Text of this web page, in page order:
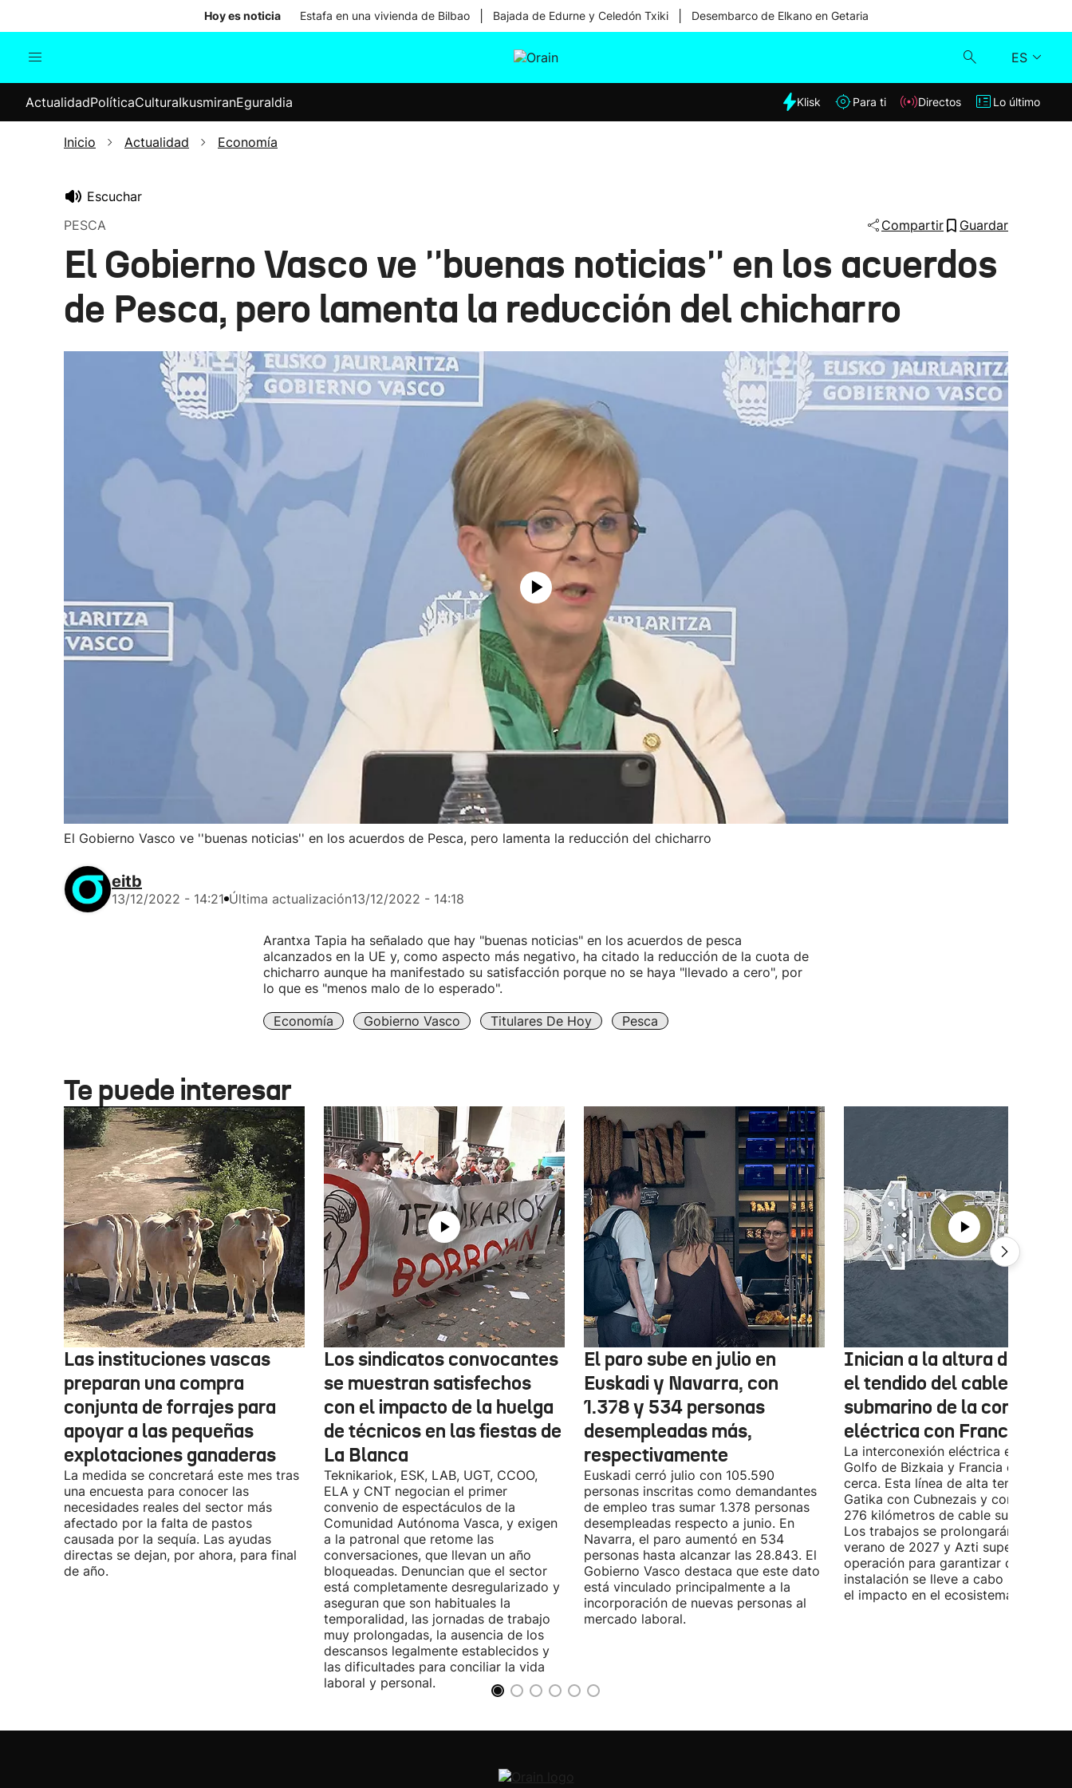
Hoy es noticia Estafa en una vivienda de Bilbao Bajada de Edurne y Celedón Txiki Desembarco de Elkano en Getaria
ES
Internacional
Elecciones
Klisk
Lo último
ActualidadPolíticaCulturaIkusmiranEguraldia Klisk Para ti Directos Lo último
Inicio Actualidad Economía
Escuchar
PESCA
Compartir Guardar
El Gobierno Vasco ve ''buenas noticias'' en los acuerdos
de Pesca, pero lamenta la reducción del chicharro
El Gobierno Vasco ve ''buenas noticias'' en los acuerdos de Pesca, pero lamenta la reducción del chicharro
eitb
13/12/2022 - 14:21 Última actualización13/12/2022 - 14:18
Arantxa Tapia ha señalado que hay "buenas noticias" en los acuerdos de pesca
alcanzados en la UE y, como aspecto más negativo, ha citado la reducción de la cuota de
chicharro aunque ha manifestado su satisfacción porque no se haya "llevado a cero", por
lo que es "menos malo de lo esperado".
Economía Gobierno Vasco Titulares De Hoy Pesca
Te puede interesar
Las instituciones vascas
preparan una compra
conjunta de forrajes para
apoyar a las pequeñas
explotaciones ganaderas
La medida se concretará este mes tras
una encuesta para conocer las
necesidades reales del sector más
afectado por la falta de pastos
causada por la sequía. Las ayudas
directas se dejan, por ahora, para final
de año.
Los sindicatos convocantes
se muestran satisfechos
con el impacto de la huelga
de técnicos en las fiestas de
La Blanca
Teknikariok, ESK, LAB, UGT, CCOO,
ELA y CNT negocian el primer
convenio de espectáculos de la
Comunidad Autónoma Vasca, y exigen
a la patronal que retome las
conversaciones, que llevan un año
bloqueadas. Denuncian que el sector
está completamente desregularizado y
aseguran que son habituales la
temporalidad, las jornadas de trabajo
muy prolongadas, la ausencia de los
descansos legalmente establecidos y
las dificultades para conciliar la vida
laboral y personal.
El paro sube en julio en
Euskadi y Navarra, con
1.378 y 534 personas
desempleadas más,
respectivamente
Euskadi cerró julio con 105.590
personas inscritas como demandantes
de empleo tras sumar 1.378 personas
desempleadas respecto a junio. En
Navarra, el paro aumentó en 534
personas hasta alcanzar las 28.843. El
Gobierno Vasco destaca que este dato
está vinculado principalmente a la
incorporación de nuevas personas al
mercado laboral.
Inician a la altura de
el tendido del cable
submarino de la conexión
eléctrica con Francia
La interconexión eléctrica entre el
Golfo de Bizkaia y Francia está más
cerca. Esta línea de alta tensión unirá
Gatika con Cubnezais y contará con
276 kilómetros de cable submarino.
Los trabajos se prolongarán hasta
verano de 2027 y Azti supervisará la
operación para garantizar que la
instalación se lleve a cabo
el impacto en el ecosistema marino.